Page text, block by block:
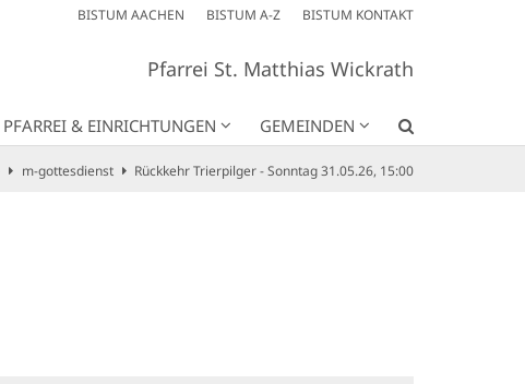
BISTUM AACHEN BISTUM A-Z BISTUM KONTAKT
Pfarrei St. Matthias Wickrath
PFARREI & EINRICHTUNGEN GEMEINDEN
m-gottesdienst Rückkehr Trierpilger - Sonntag 31.05.26, 15:00